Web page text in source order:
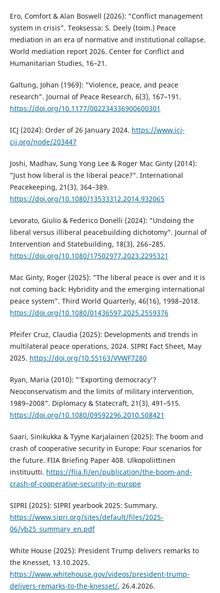
Ero, Comfort & Alan Boswell (2026): ”Conflict management
system in crisis”. Teoksessa: S. Deely (toim.) Peace
mediation in an era of normative and institutional collapse.
World mediation report 2026. Center for Conflict and
Humanitarian Studies, 16–21.
Galtung, Johan (1969): ”Violence, peace, and peace
research”. Journal of Peace Research, 6(3), 167–191.
https://doi.org/10.1177/002234336900600301
ICJ (2024): Order of 26 January 2024. https://www.icj-
cij.org/node/203447
Joshi, Madhav, Sung Yong Lee & Roger Mac Ginty (2014):
”Just how liberal is the liberal peace?”. International
Peacekeeping, 21(3), 364–389.
https://doi.org/10.1080/13533312.2014.932065
Levorato, Giulio & Federico Donelli (2024): ”Undoing the
liberal versus illiberal peacebuilding dichotomy”. Journal of
Intervention and Statebuilding, 18(3), 266–285.
https://doi.org/10.1080/17502977.2023.2295321
Mac Ginty, Roger (2025): ”The liberal peace is over and it is
not coming back: Hybridity and the emerging international
peace system”. Third World Quarterly, 46(16), 1998–2018.
https://doi.org/10.1080/01436597.2025.2559376
Pfeifer Cruz, Claudia (2025): Developments and trends in
multilateral peace operations, 2024. SIPRI Fact Sheet, May
2025. https://doi.org/10.55163/VVWF7280
Ryan, Maria (2010): ”’Exporting democracy’?
Neoconservatism and the limits of military intervention,
1989–2008”. Diplomacy & Statecraft, 21(3), 491–515.
https://doi.org/10.1080/09592296.2010.508421
Saari, Sinikukka & Tyyne Karjalainen (2025): The boom and
crash of cooperative security in Europe: Four scenarios for
the future. FIIA Briefing Paper 408. Ulkopoliittinen
instituutti. https://fiia.fi/en/publication/the-boom-and-
crash-of-cooperative-security-in-europe
SIPRI (2025): SIPRI yearbook 2025: Summary.
https://www.sipri.org/sites/default/files/2025-
06/yb25_summary_en.pdf
White House (2025): President Trump delivers remarks to
the Knesset, 13.10.2025.
https://www.whitehouse.gov/videos/president-trump-
delivers-remarks-to-the-knesset/, 26.4.2026.